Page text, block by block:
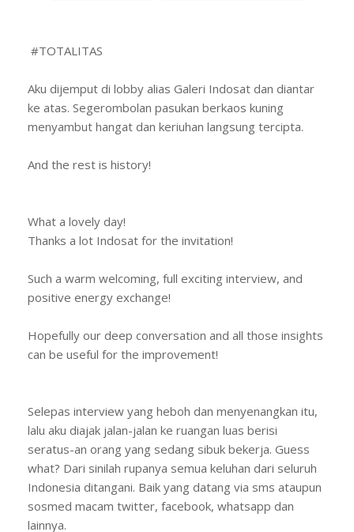
#TOTALITAS
Aku dijemput di lobby alias Galeri Indosat dan diantar
ke atas. Segerombolan pasukan berkaos kuning
menyambut hangat dan keriuhan langsung tercipta.
And the rest is history!
What a lovely day!
Thanks a lot Indosat for the invitation!
Such a warm welcoming, full exciting interview, and
positive energy exchange!
Hopefully our deep conversation and all those insights
can be useful for the improvement!
Selepas interview yang heboh dan menyenangkan itu,
lalu aku diajak jalan-jalan ke ruangan luas berisi
seratus-an orang yang sedang sibuk bekerja. Guess
what? Dari sinilah rupanya semua keluhan dari seluruh
Indonesia ditangani. Baik yang datang via sms ataupun
sosmed macam twitter, facebook, whatsapp dan
lainnya.